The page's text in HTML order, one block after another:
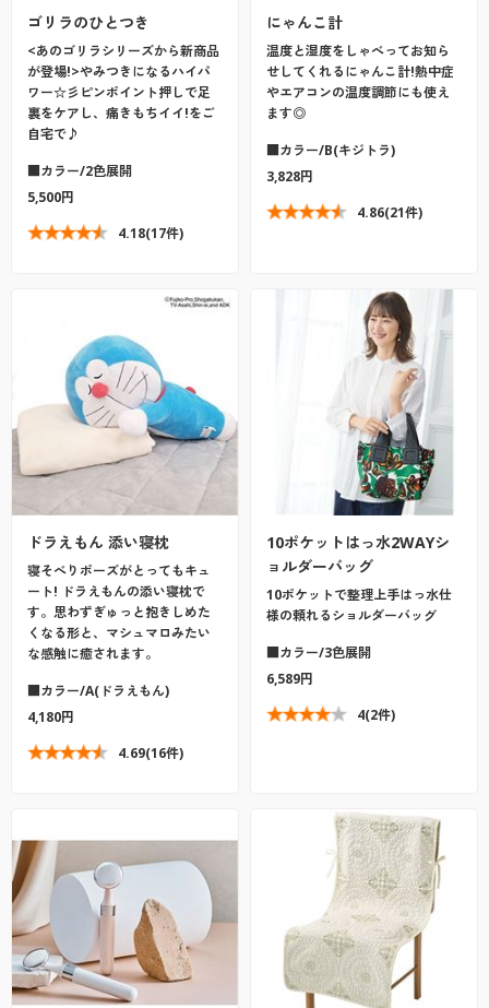
ゴリラのひとつき
<あのゴリラシリーズから新商品
が登場!>やみつきになるハイパ
ワー☆彡ピンポイント押しで足
裏をケアし、痛きもちイイ!をご
自宅で♪
■カラー/2色展開
5,500円
4.18(17件)
にゃんこ計
温度と湿度をしゃべってお知ら
せしてくれるにゃんこ計!熱中症
やエアコンの温度調節にも使え
ます◎
■カラー/B(キジトラ)
3,828円
4.86(21件)
ドラえもん 添い寝枕
寝そべりポーズがとってもキュ
ート! ドラえもんの添い寝枕で
す。思わずぎゅっと抱きしめた
くなる形と、マシュマロみたい
な感触に癒されます。
■カラー/A(ドラえもん)
4,180円
4.69(16件)
10ポケットはっ水2WAYシ
ョルダーバッグ
10ポケットで整理上手はっ水仕
様の頼れるショルダーバッグ
■カラー/3色展開
6,589円
4(2件)